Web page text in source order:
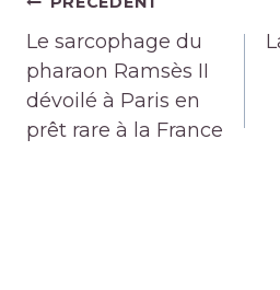
de
l’article
Le sarcophage du
pharaon Ramsès II
dévoilé à Paris en
prêt rare à la France